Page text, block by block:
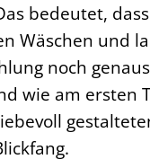
bedeutet,
Wäschen und
noch
wie am ersten